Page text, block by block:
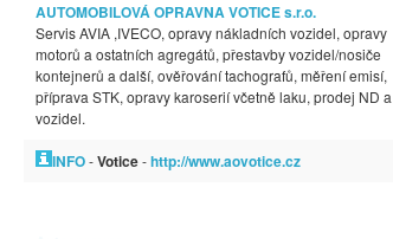
AUTOMOBILOVÁ OPRAVNA VOTICE s.r.o.
Servis AVIA ,IVECO, opravy nákladních vozidel, opravy
motorů a ostatních agregátů, přestavby vozidel/nosiče
kontejnerů a další, ověřování tachografů, měření emisí,
příprava STK, opravy karoserií včetně laku, prodej ND a
vozidel.
INFO-Votice-http://www.aovotice.cz